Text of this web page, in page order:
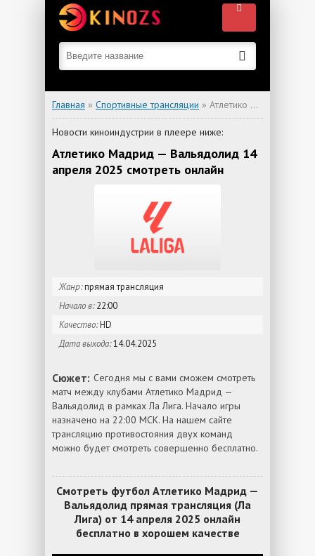
Главная » Спортивные трансляции » Атлетико Мадрид — Вальядолид
Новости киноиндустрии в плеере ниже:
Атлетико Мадрид — Вальядолид 14
апреля 2025 смотреть онлайн
Жанр:прямая трансляция
Начало в:22:00
Качество:HD
Дата выхода:14.04.2025
Сюжет: Сегодня мы с вами сможем смотреть
матч между клубами Атлетико Мадрид —
Вальядолид в рамках Ла Лига. Начало игры
назначено на 22:00 МСК. На нашем сайте
трансляцию противостояния двух команд
можно будет смотреть совершенно бесплатно.
Смотреть футбол Атлетико Мадрид —
Вальядолид прямая трансляция (Ла
Лига) от 14 апреля 2025 онлайн
бесплатно в хорошем качестве